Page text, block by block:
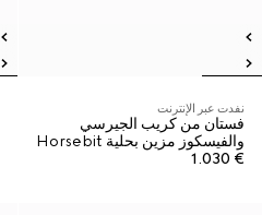
نفدت عبر الإنترنت
فستان من كريب الجيرسي
والفيسكوز مزين بحلية Horsebit
€ 1.030